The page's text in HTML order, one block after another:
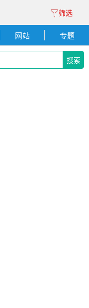
筛选
网站 专题
搜索